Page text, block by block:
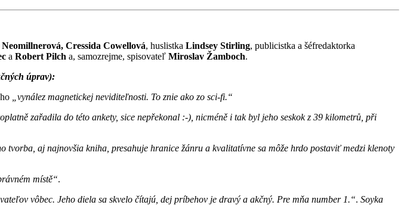
Cressida Cowellová, huslistka Lindsey Stirling, publicistka a šéfredaktorka
a Robert Pilch a, samozrejme, spisovateľ Miroslav Žamboch.
úprav):
„vynález magnetickej neviditeľnosti. To znie ako zo sci-fi.“
zařadila do této ankety, sice nepřekonal :-), nicméně i tak byl jeho seskok z 39 kilometrů, při
tvorba, aj najnovšia kniha, presahuje hranice žánru a kvalitatívne sa môže hrdo postaviť medzi klenoty
místě“.
vôbec. Jeho diela sa skvelo čítajú, dej príbehov je dravý a akčný. Pre mňa number 1.“. Soyka